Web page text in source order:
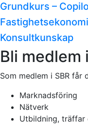
Grundkurs –
Fastighetsekonomi
Konsultkunskap
Bli medlem
Som medlem i SBR får
Marknadsföring
Nätverk
Utbildning,